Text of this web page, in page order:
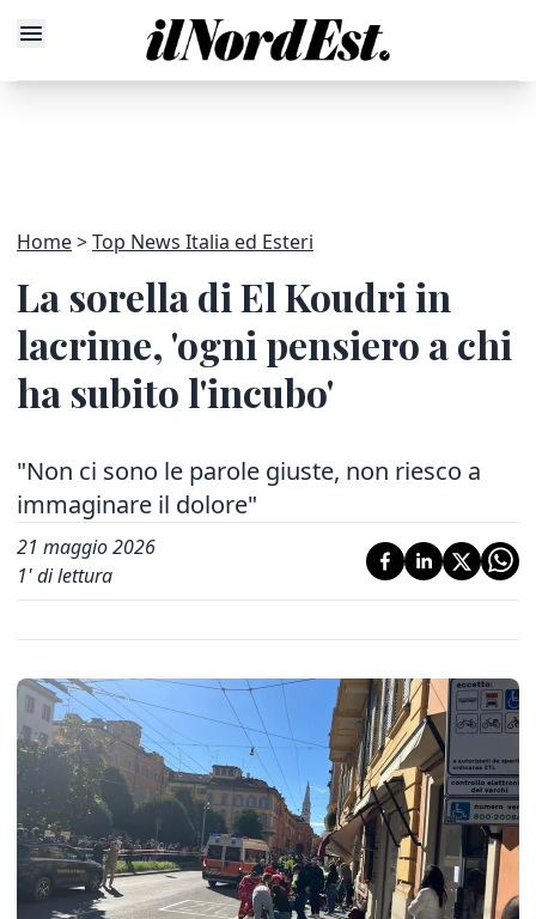
Home Top News Italia ed Esteri
La sorella di El Koudri in
lacrime, 'ogni pensiero a chi
ha subito l'incubo'
"Non ci sono le parole giuste, non riesco a
immaginare il dolore"
21 maggio 2026
1' di lettura